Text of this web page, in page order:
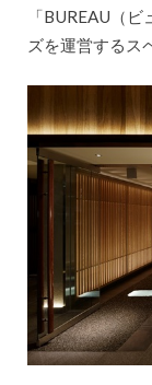
「BUREAU（
ズを運営するス